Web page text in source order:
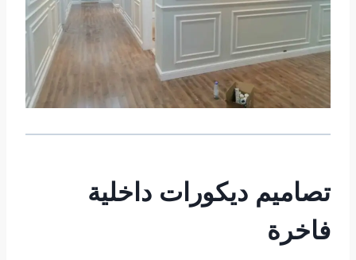
تصاميم ديكورات داخلية
فاخرة